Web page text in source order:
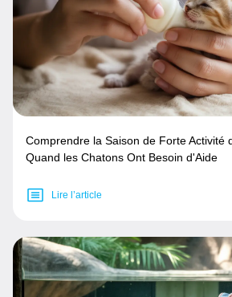
Comprendre la Saison de Forte Activité
Quand les Chatons Ont Besoin d'Aide
Lire l’article